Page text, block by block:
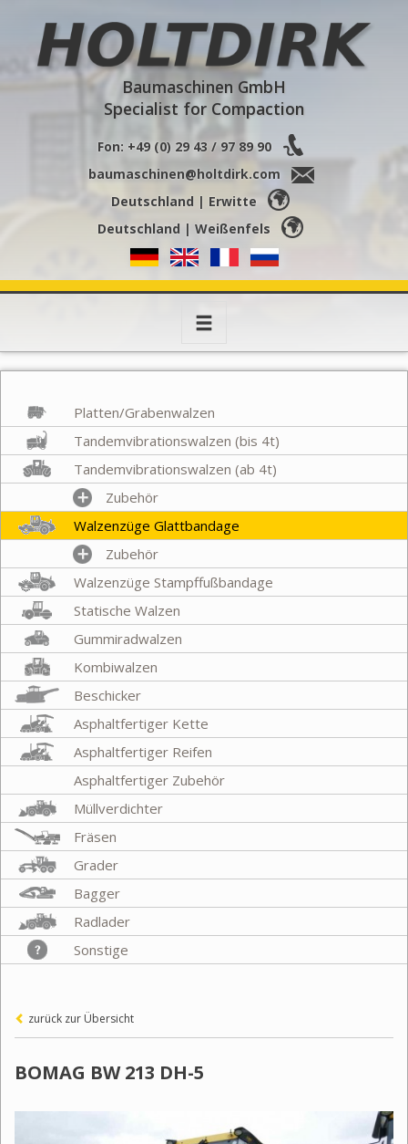
Baumaschinen GmbH
Specialist for Compaction
Fon: +49 (0) 29 43 / 97 89 90
baumaschinen@holtdirk.com
Deutschland | Erwitte
Deutschland | Weißenfels
Toggle
navigation
Platten/Grabenwalzen
Tandemvibrationswalzen (bis 4t)
Tandemvibrationswalzen (ab 4t)
Zubehör
Walzenzüge Glattbandage
Zubehör
Walzenzüge Stampffußbandage
Statische Walzen
Gummiradwalzen
Kombiwalzen
Beschicker
Asphaltfertiger Kette
Asphaltfertiger Reifen
Asphaltfertiger Zubehör
Müllverdichter
Fräsen
Grader
Bagger
Radlader
Sonstige
zurück zur Übersicht
BOMAG BW 213 DH-5